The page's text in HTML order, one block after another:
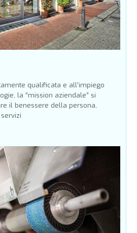
qualificata e all’impiego
la “mission aziendale” si
il benessere della persona,